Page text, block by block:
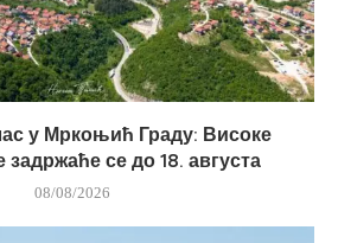
у Мркоњић Граду: Високе
задржаће се до 18. августа
08/08/2026